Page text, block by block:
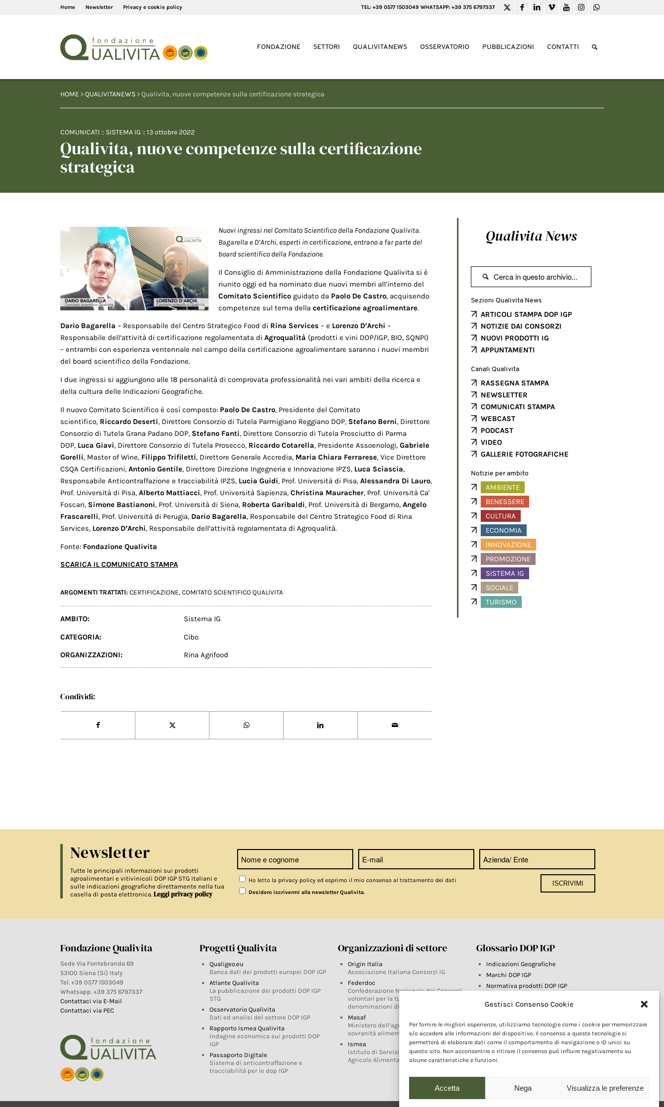
Gestisci Consenso Cookie
Per fornire le migliori esperienze, utilizziamo tecnologie come i cookie per memorizzare
e/o accedere alle informazioni del dispositivo. Il consenso a queste tecnologie ci
permetterà di elaborare dati come il comportamento di navigazione o ID unici su
questo sito. Non acconsentire o ritirare il consenso può influire negativamente su
alcune caratteristiche e funzioni.
Accetta Nega Visualizza le preferenze
Home Newsletter Privacy e cookie policy TEL: +39 0577 1503049 WHATSAPP: +39 375 6797337
FONDAZIONE SETTORI QUALIVITANEWS OSSERVATORIO PUBBLICAZIONI CONTATTI
HOME >QUALIVITANEWS > Qualivita, nuove competenze sulla certificazione strategica
COMUNICATI :: SISTEMA IG ::13 ottobre 2022
Qualivita, nuove competenze sulla certificazione
strategica
Nuovi ingressi nel Comitato Scientifico della Fondazione Qualivita.
Bagarella e D’Archi, esperti in certificazione, entrano a far parte del
board scientifico della Fondazione.
Il Consiglio di Amministrazione della Fondazione Qualivita si è
riunito oggi ed ha nominato due nuovi membri all’interno del
Comitato Scientifico guidato da Paolo De Castro, acquisendo
competenze sul tema della certificazione agroalimentare.
Dario Bagarella – Responsabile del Centro Strategico Food di Rina Services – e Lorenzo D’Archi –
Responsabile dell’attività di certificazione regolamentata di Agroqualità (prodotti e vini DOP/IGP, BIO, SQNPI)
– entrambi con esperienza ventennale nel campo della certificazione agroalimentare saranno i nuovi membri
del board scientifico della Fondazione.
I due ingressi si aggiungono alle 18 personalità di comprovata professionalità nei vari ambiti della ricerca e
della cultura delle Indicazioni Geografiche.
Il nuovo Comitato Scientifico è così composto: Paolo De Castro, Presidente del Comitato
scientifico, Riccardo Deserti, Direttore Consorzio di Tutela Parmigiano Reggiano DOP, Stefano Berni, Direttore
Consorzio di Tutela Grana Padano DOP, Stefano Fanti, Direttore Consorzio di Tutela Prosciutto di Parma
DOP, Luca Giavi, Direttore Consorzio di Tutela Prosecco, Riccardo Cotarella, Presidente Assoenologi, Gabriele
Gorelli, Master of Wine, Filippo Trifiletti, Direttore Generale Accredia, Maria Chiara Ferrarese, Vice Direttore
CSQA Certificazioni, Antonio Gentile, Direttore Direzione Ingegneria e Innovazione IPZS, Luca Sciascia,
Responsabile Anticontraffazione e tracciabilità IPZS, Lucia Guidi, Prof. Università di Pisa, Alessandra Di Lauro,
Prof. Università di Pisa, Alberto Mattiacci, Prof. Università Sapienza, Christina Mauracher, Prof. Università Ca’
Foscari, Simone Bastianoni, Prof. Università di Siena, Roberta Garibaldi, Prof. Università di Bergamo, Angelo
Frascarelli, Prof. Università di Perugia, Dario Bagarella, Responsabile del Centro Strategico Food di Rina
Services, Lorenzo D’Archi, Responsabile dell’attività regolamentata di Agroqualità.
Fonte: Fondazione Qualivita
SCARICA IL COMUNICATO STAMPA
ARGOMENTI TRATTATI: CERTIFICAZIONE, COMITATO SCIENTIFICO QUALIVITA
AMBITO: Sistema IG
CATEGORIA: Cibo
ORGANIZZAZIONI: Rina Agrifood
Condividi:
Qualivita News

Sezioni Qualivita News
ARTICOLI STAMPA DOP IGP
NOTIZIE DAI CONSORZI
NUOVI PRODOTTI IG
APPUNTAMENTI
Canali Qualivita
RASSEGNA STAMPA
NEWSLETTER
COMUNICATI STAMPA
WEBCAST
PODCAST
VIDEO
GALLERIE FOTOGRAFICHE
Notizie per ambito
AMBIENTE
BENESSERE
CULTURA
ECONOMIA
INNOVAZIONE
PROMOZIONE
SISTEMA IG
SOCIALE
TURISMO
Newsletter
Tutte le principali informazioni sui prodotti
agroalimentari e vitivinicoli DOP IGP STG italiani e
sulle indicazioni geografiche direttamente nella tua
casella di posta elettronica. Leggi privacy policy
Ho letto la privacy policy ed esprimo il mio consenso al trattamento dei dati
Desidero iscrivermi alla newsletter Qualivita.
Fondazione Qualivita
Sede Via Fontebranda 69
53100 Siena (Si) Italy
Tel. +39 0577 1503049
Whatsapp. +39 375 6797337
Contattaci via E-Mail
Contattaci via PEC
Progetti Qualivita
Qualigeo.eu
Banca dati dei prodotti europei DOP IGP
Atlante Qualivita
La pubblicazione dei prodotti DOP IGP
STG
Osservatorio Qualivita
Dati ed analisi del settore DOP IGP
Rapporto Ismea Qualivita
Indagine economica sui prodotti DOP
IGP
Passaporto Digitale
Sistema di anticontraffazione e
tracciabilità per le dop IGP
Organizzazioni di settore
Origin Italia
Associazione Italiana Consorzi IG
Federdoc
Confederazione Nazionale dei Consorzi
volontari per la tutela delle
denominazioni di origine
Masaf
Ministero dell’agricoltura, della
sovranità alimentare e delle foreste
Ismea
Istituto di Servizi per il Mercato
Agricolo Alimentare
Glossario DOP IGP
Indicazioni Geografiche
Marchi DOP IGP
Normativa prodotti DOP IGP
Farm To Fork e prodotti DOP IGP
Riforma Sistema IG
Turismo DOP